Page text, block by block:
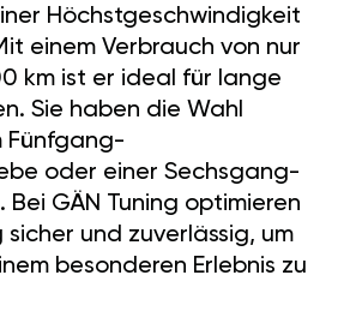
Höchstgeschwindigkeit
einem Verbrauch von nur
km ist er ideal für lange
Sie haben die Wahl
Fünfgang-
oder einer Sechsgang-
GÄN Tuning optimieren
sicher und zuverlässig, um
besonderen Erlebnis zu